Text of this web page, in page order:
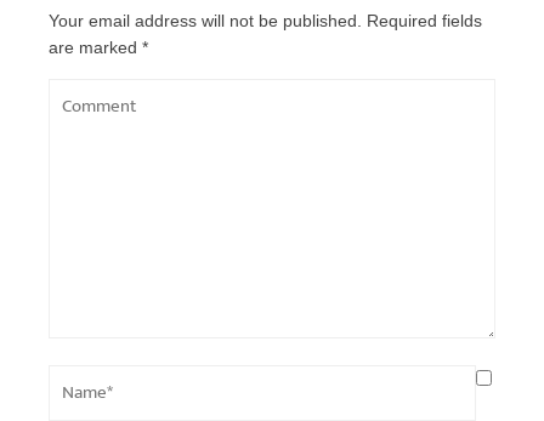
Your email address will not be published. Required fields
are marked *